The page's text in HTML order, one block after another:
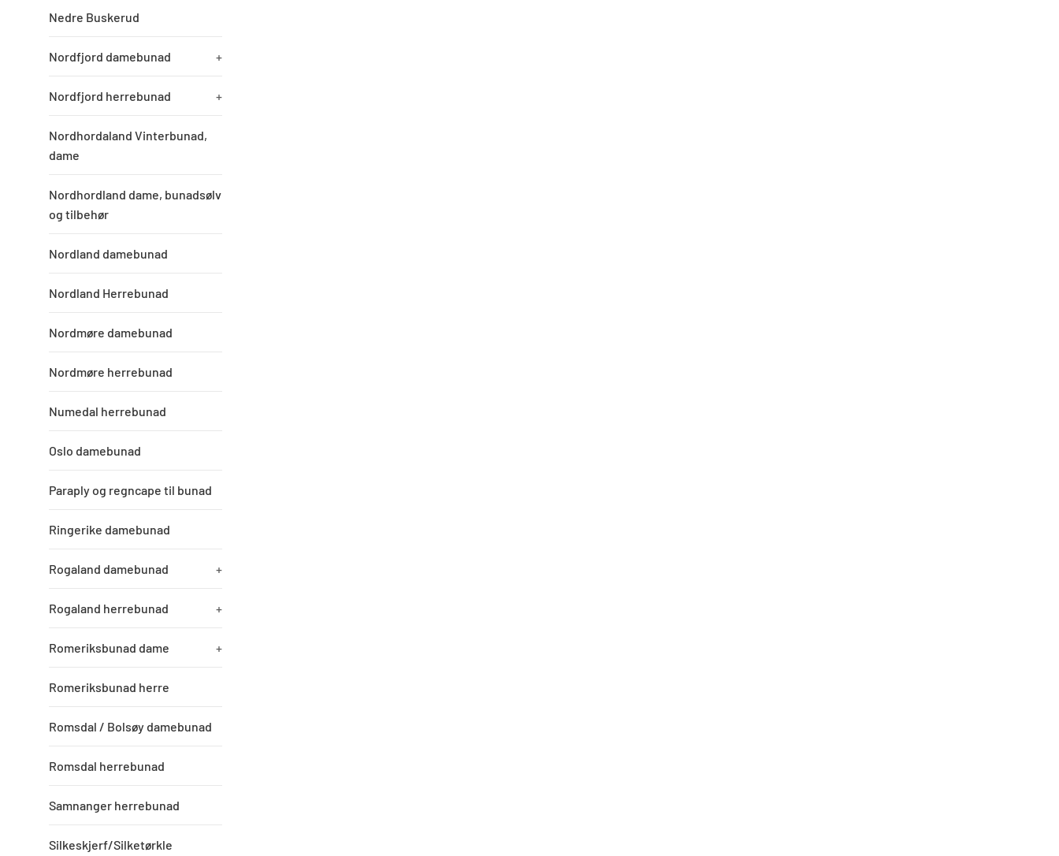
Nedre Buskerud
Nordfjord damebunad +
Nordfjord herrebunad +
Nordhordaland Vinterbunad,
dame
Nordhordland dame, bunadsølv
og tilbehør
Nordland damebunad
Nordland Herrebunad
Nordmøre damebunad
Nordmøre herrebunad
Numedal herrebunad
Oslo damebunad
Paraply og regncape til bunad
Ringerike damebunad
Rogaland damebunad +
Rogaland herrebunad +
Romeriksbunad dame +
Romeriksbunad herre
Romsdal / Bolsøy damebunad
Romsdal herrebunad
Samnanger herrebunad
Silkeskjerf/Silketørkle